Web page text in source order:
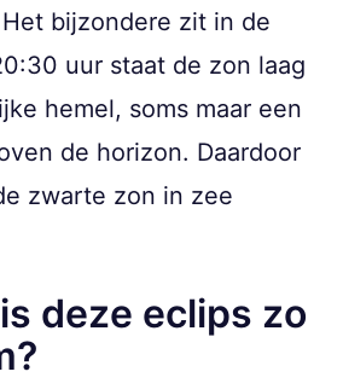
bijzondere zit in de
uur staat de zon laag
hemel, soms maar een
de horizon. Daardoor
zwarte zon in zee
deze eclips zo